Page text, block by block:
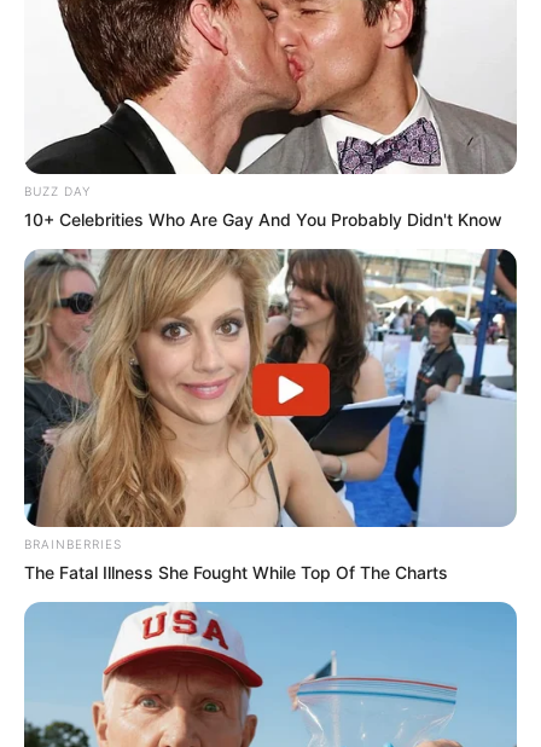
BUZZ DAY
10+ Celebrities Who Are Gay And You Probably Didn't Know
BRAINBERRIES
The Fatal Illness She Fought While Top Of The Charts